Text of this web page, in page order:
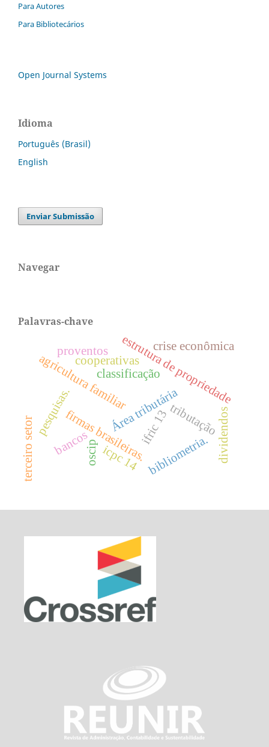
Para Autores
Para Bibliotecários
Open Journal Systems
Idioma
Português (Brasil)
English
Enviar Submissão
Navegar
Palavras-chave
classificação
Área tributáriatributação
estrutura de propriedade
firmas brasileiras.
agricultura familiar
bibliometria.
bancos
crise econômica
pesquisas.
terceiro setor oscip
ifric 13
icpc 14
cooperativas
dividendos
proventos